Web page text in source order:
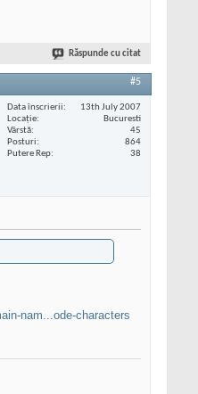
Răspunde cu citat
#5
Data înscrierii
13th July 2007
Locaţie
Bucuresti
Vârstă
45
Posturi
864
Putere Rep
38
nam...ode-characters